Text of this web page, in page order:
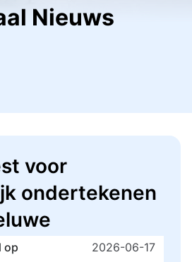
Nieuws
voor
ondertekenen
op
2026-06-17